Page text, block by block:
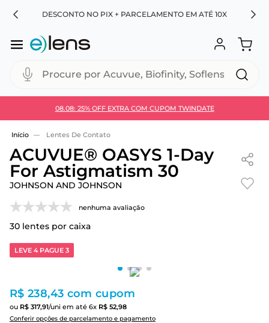
DESCONTO NO PIX + PARCELAMENTO EM ATÉ 10X
Procure por Acuvue, Biofinity, Soflens...
08.08: 25% OFF EXTRA COM CUPOM TWINDATE
Use 30HOJE e ganhe 30% OFF + economia extra no
Lentes De Contato
ACUVUE® OASYS 1-Day
For Astigmatism 30
JOHNSON AND JOHNSON
nenhuma avaliação
30 lentes por caixa
LEVE 4 PAGUE 3
R$ 238,43 com cupom
ou R$ 317,91/uni em até 6x R$ 52,98
Conferir opções de parcelamento e pagamento